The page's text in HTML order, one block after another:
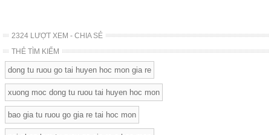
2324 LƯỢT XEM - CHIA SẺ
THẺ TÌM KIẾM
dong tu ruou go tai huyen hoc mon gia re
xuong moc dong tu ruou tai huyen hoc mon
bao gia tu ruou go gia re tai hoc mon